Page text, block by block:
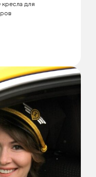
кресла для